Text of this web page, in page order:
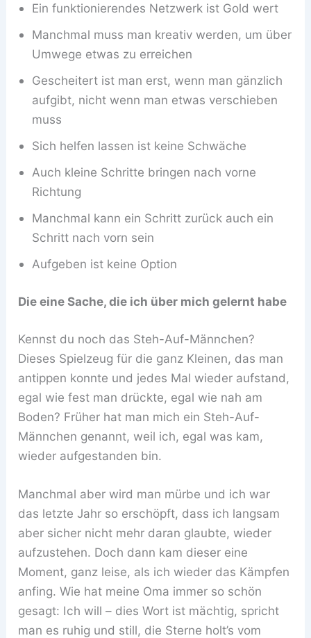
Ein funktionierendes Netzwerk ist Gold wert
Manchmal muss man kreativ werden, um über
Umwege etwas zu erreichen
Gescheitert ist man erst, wenn man gänzlich
aufgibt, nicht wenn man etwas verschieben
muss
Sich helfen lassen ist keine Schwäche
Auch kleine Schritte bringen nach vorne
Richtung
Manchmal kann ein Schritt zurück auch ein
Schritt nach vorn sein
Aufgeben ist keine Option
Die eine Sache, die ich über mich gelernt habe
Kennst du noch das Steh-Auf-Männchen?
Dieses Spielzeug für die ganz Kleinen, das man
antippen konnte und jedes Mal wieder aufstand,
egal wie fest man drückte, egal wie nah am
Boden? Früher hat man mich ein Steh-Auf-
Männchen genannt, weil ich, egal was kam,
wieder aufgestanden bin.
Manchmal aber wird man mürbe und ich war
das letzte Jahr so erschöpft, dass ich langsam
aber sicher nicht mehr daran glaubte, wieder
aufzustehen. Doch dann kam dieser eine
Moment, ganz leise, als ich wieder das Kämpfen
anfing. Wie hat meine Oma immer so schön
gesagt: Ich will – dies Wort ist mächtig, spricht
man es ruhig und still, die Sterne holt’s vom